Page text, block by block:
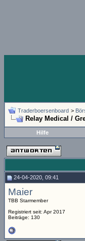
Traderboersenboard >
Relay Medical /
Hilfe
24-04-2020, 09:41
Maier
TBB Starmember
Registriert seit: Apr 2017
Beiträge: 130